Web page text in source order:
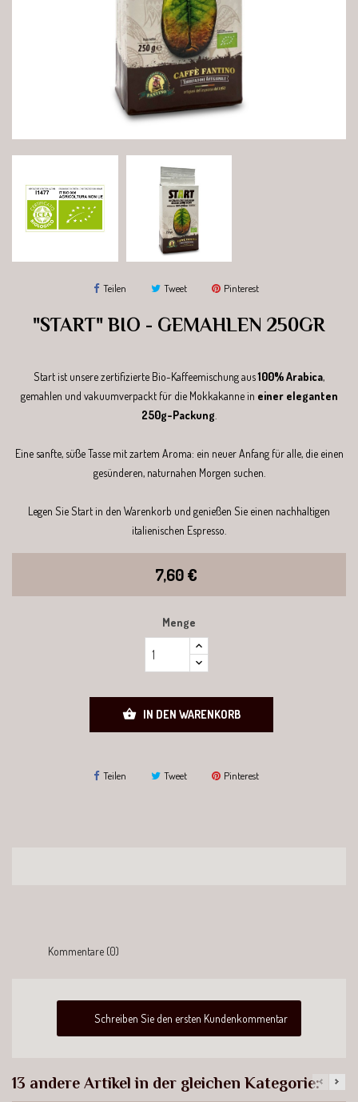
Teilen Tweet Pinterest
"START" BIO - GEMAHLEN 250GR
Start ist unsere zertifizierte Bio-Kaffeemischung aus100% Arabica,
gemahlen und vakuumverpackt für die Mokkakanne in einer eleganten
250g-Packung
Eine sanfte, süße Tasse mit zartem Aroma: ein neuer Anfang für alle, die einen
gesünderen, naturnahen Morgen suchen.
Legen Sie Start in den Warenkorb und genießen Sie einen nachhaltigen
italienischen Espresso.
7,60 €
Menge
 IN DEN WARENKORB
Teilen Tweet Pinterest
Kommentare (0)
Schreiben Sie den ersten Kundenkommentar
13 andere Artikel in der gleichen Kategorie: